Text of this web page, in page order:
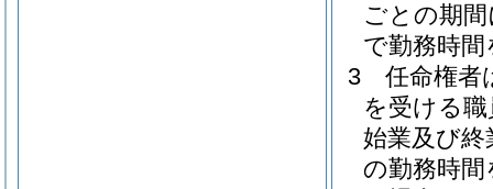
ごとの期
で勤務時
3
任命権者
を受ける
始業及び
の勤務時